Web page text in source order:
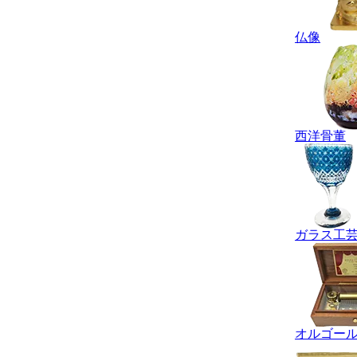
仏像
西洋骨董
ガラス工
オルゴー